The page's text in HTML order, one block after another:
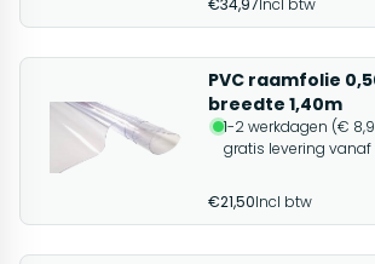
€34,97Incl btw
PVC raamfolie
breedte 1,40m
1-2 werkdagen (€
gratis levering vanaf
€21,50Incl btw